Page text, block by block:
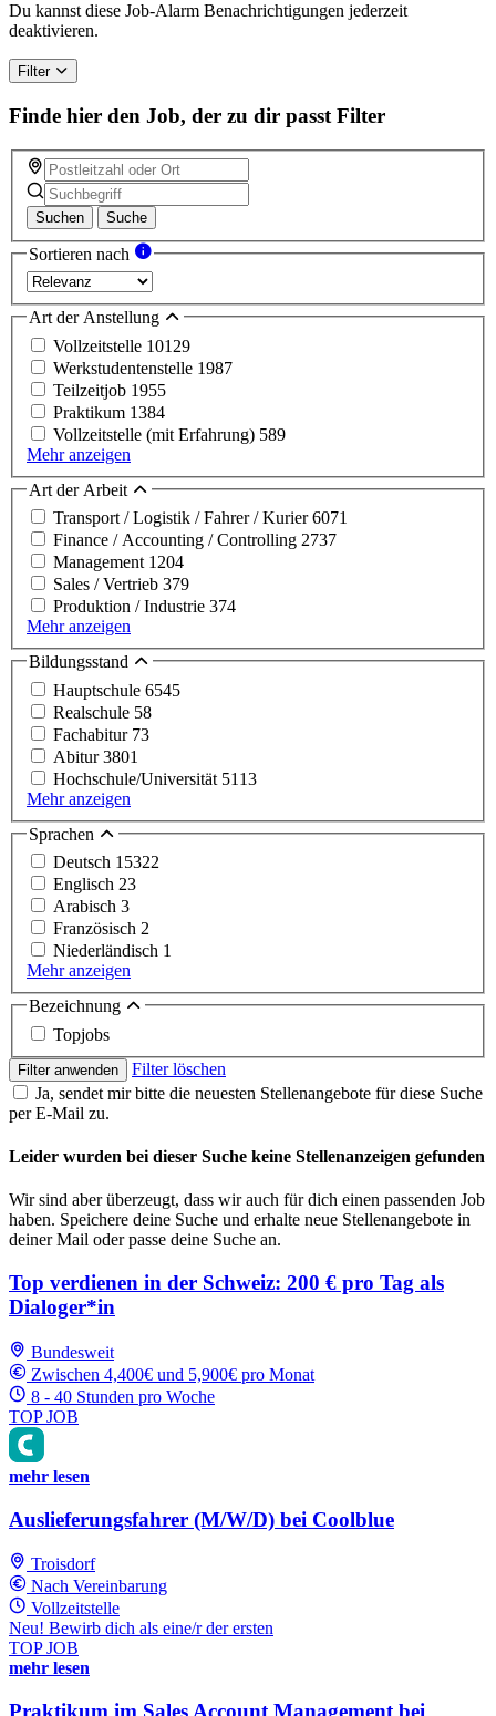
Du kannst diese Job-Alarm Benachrichtigungen jederzeit
deaktivieren.
Filter
Finde hier den Job, der zu dir passt Filter
Suchen Suche
Sortieren nach
Art der Anstellung
Vollzeitstelle 10129
Werkstudentenstelle 1987
Teilzeitjob 1955
Praktikum 1384
Vollzeitstelle (mit Erfahrung) 589
Mehr anzeigen
Art der Arbeit
Transport / Logistik / Fahrer / Kurier6071
Finance / Accounting / Controlling 2737
Management 1204
Sales / Vertrieb 379
Produktion / Industrie 374
Mehr anzeigen
Bildungsstand
Hauptschule 6545
Realschule 58
Fachabitur 73
Abitur3801
Hochschule/Universität 5113
Mehr anzeigen
Sprachen
Deutsch 15322
Englisch 23
Arabisch 3
Französisch 2
Niederländisch 1
Mehr anzeigen
Bezeichnung
Topjobs
Filter anwenden
Filter löschen
Ja, sendet mir bitte die neuesten Stellenangebote für diese Suche
per E-Mail zu.
Leider wurden bei dieser Suche keine Stellenanzeigen gefunden
Wir sind aber überzeugt, dass wir auch für dich einen passenden Job
haben. Speichere deine Suche und erhalte neue Stellenangebote in
deiner Mail oder passe deine Suche an.
Top verdienen in der Schweiz: 200 € pro Tag als
Dialoger*in
Bundesweit
Zwischen 4,400€ und 5,900€ pro Monat
8 - 40 Stunden pro Woche
TOP JOB
mehr lesen
Auslieferungsfahrer (M/W/D) bei Coolblue
Troisdorf
Nach Vereinbarung
Vollzeitstelle
Neu! Bewirb dich als eine/r der ersten
TOP JOB
mehr lesen
Praktikum im Sales Account Management bei